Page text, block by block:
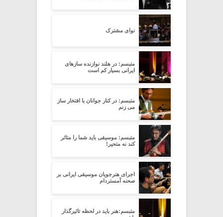
نوای مشترک
متبسم: در هلند نوازنده سازهای
ایرانی بسیار کم است
متبسم: در کنار جوانان با افتخار ساز
می زنم
متبسم: موسیقی باید شما را متاثر
کند نه متحیر!
اجرای هنرجویان موسیقی ایرانی بر
صحنه آمستردام
متبسم:هنر باید در لحظه تاثیرگذار